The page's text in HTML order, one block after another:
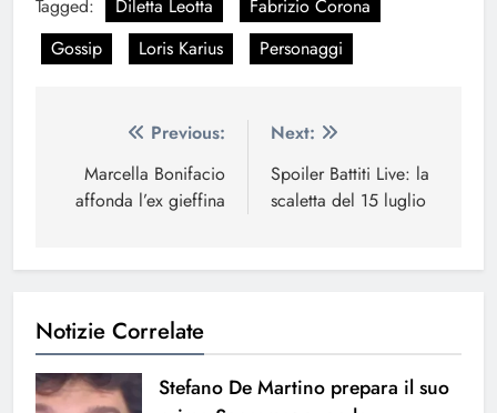
Tagged: Diletta Leotta
Fabrizio Corona
Gossip
Loris Karius Personaggi
Navigazione
articoli
Previous:
Marcella Bonifacio
affonda l’ex gieffina
Next:
Spoiler Battiti Live: la
scaletta del 15 luglio
Notizie Correlate
Stefano De Martino prepara il suo